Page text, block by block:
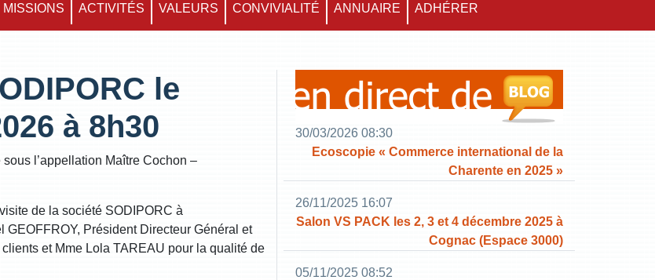
ACTIVITÉS VALEURS CONVIVIALITÉ ANNUAIRE ADHÉRER
le
à 8h30
l’appellation Maître Cochon –
de la société SODIPORC à
Président Directeur Général et
et Mme Lola TAREAU pour la qualité de
30/03/2026 08:30
Ecoscopie « Commerce international de la
Charente en 2025 »
26/11/2025 16:07
Salon VS PACK les 2, 3 et 4 décembre 2025 à
Cognac (Espace 3000)
05/11/2025 08:52